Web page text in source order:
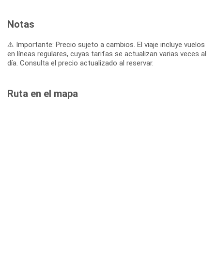
Notas
⚠️ Importante: Precio sujeto a cambios. El viaje incluye vuelos
en líneas regulares, cuyas tarifas se actualizan varias veces al
día. Consulta el precio actualizado al reservar.
Ruta en el mapa